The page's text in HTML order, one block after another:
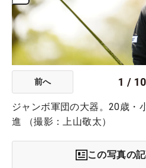
前へ 1 / 10
ジャンボ軍団の大器。20歳・
進 （撮影：上山敬太）
この写真の